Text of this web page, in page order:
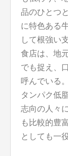
品のひとつ
に特色ある
して根強い
食店は、地
でも捉え、
呼んでいる
タンパク低
志向の人々
も比較的豊
としても一